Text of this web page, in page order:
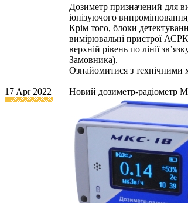
Дозиметр призначений для
іонізуючого
Крім того, блоки
вимірювальні пристрої
верхній рівень по лінії
Замовника).
Ознайомитися з технічними
17 Apr 2022 Новий дозиметр-радіометр